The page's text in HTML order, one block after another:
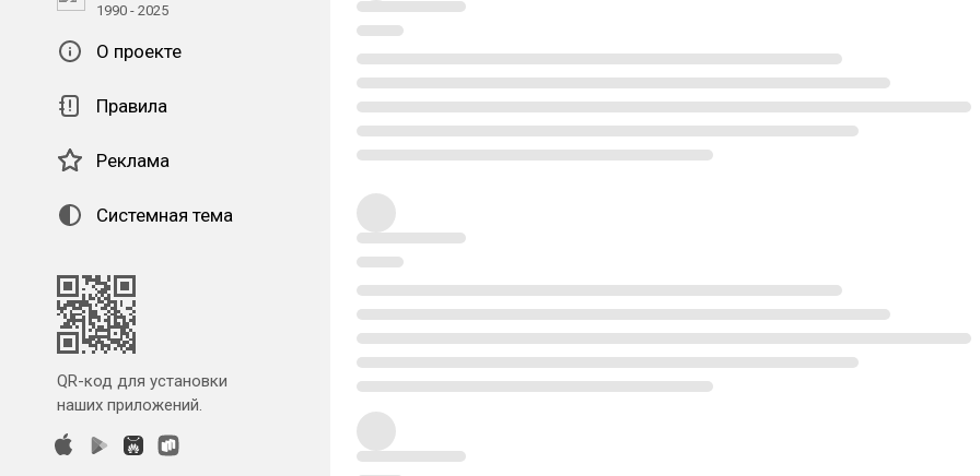
1990 - 2025
О проекте
Правила
Реклама
Системная тема
QR-код для установки
наших приложений.